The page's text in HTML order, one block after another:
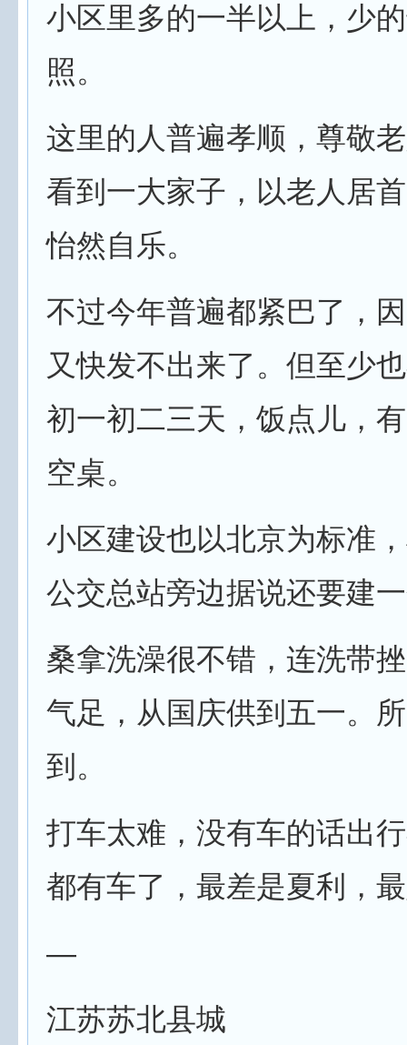
小区里多的一半以上，少
照。
这里的人普遍孝顺，尊敬
看到一大家子，以老人居
怡然自乐。
不过今年普遍都紧巴了，
又快发不出来了。但至少
初一初二三天，饭点儿，
空桌。
小区建设也以北京为标准
公交总站旁边据说还要建
桑拿洗澡很不错，连洗带
气足，从国庆供到五一。
到。
打车太难，没有车的话出
都有车了，最差是夏利，
—
江苏苏北县城